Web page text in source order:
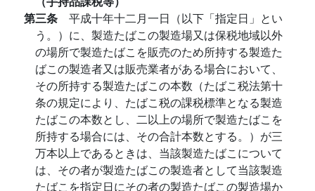
第三条 平成十年十二月一日（以下「指定日」とい
う。）に、製造たばこの製造場又は保税地域以外
の場所で製造たばこを販売のため所持する製造た
ばこの製造者又は販売業者がある場合において、
その所持する製造たばこの本数（たばこ税法第十
条の規定により、たばこ税の課税標準となる製造
たばこの本数とし、二以上の場所で製造たばこを
所持する場合には、その合計本数とする。）が三
万本以上であるときは、当該製造たばこについて
は、その者が製造たばこの製造者として当該製造
たばこを指定日にその者の製造たばこの製造場か